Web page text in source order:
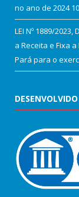
no ano de 2024
LEI Nº 1889/2023,
a Receita e Fixa
Pará para o